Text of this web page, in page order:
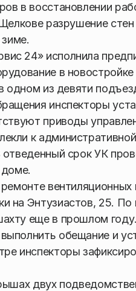
в восстановлении
разрушение
24» исполнила
в
одном из девяти
инспекторы
приводы
к
срок УК
вентиляционных
на Энтузиастов, 25.
еще в прошлом
обещание и
инспекторы
двух